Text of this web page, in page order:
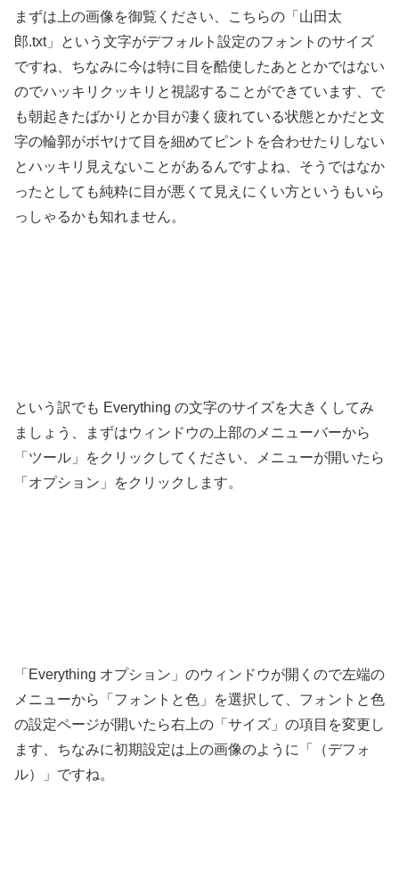
まずは上の画像を御覧ください、こちらの「山田太
郎.txt」という文字がデフォルト設定のフォントのサイズ
ですね、ちなみに今は特に目を酷使したあととかではない
のでハッキリクッキリと視認することができています、で
も朝起きたばかりとか目が凄く疲れている状態とかだと文
字の輪郭がボヤけて目を細めてピントを合わせたりしない
とハッキリ見えないことがあるんですよね、そうではなか
ったとしても純粋に目が悪くて見えにくい方というもいら
っしゃるかも知れません。
という訳でも Everything の文字のサイズを大きくしてみ
ましょう、まずはウィンドウの上部のメニューバーから
「ツール」をクリックしてください、メニューが開いたら
「オプション」をクリックします。
「Everything オプション」のウィンドウが開くので左端の
メニューから「フォントと色」を選択して、フォントと色
の設定ページが開いたら右上の「サイズ」の項目を変更し
ます、ちなみに初期設定は上の画像のように「（デフォ
ル）」ですね。